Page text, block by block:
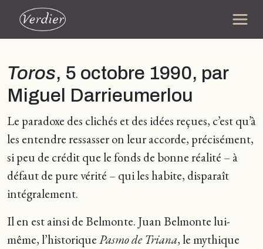
Toros, 5 octobre 1990, par
Miguel Darrieumerlou
Le paradoxe des clichés et des idées reçues, c’est qu’à
les entendre ressasser on leur accorde, précisément,
si peu de crédit que le fonds de bonne réalité – à
défaut de pure vérité – qui les habite, disparaît
intégralement.
Il en est ainsi de Belmonte. Juan Belmonte lui-
même, l’historiquePasmo de Triana, le mythique